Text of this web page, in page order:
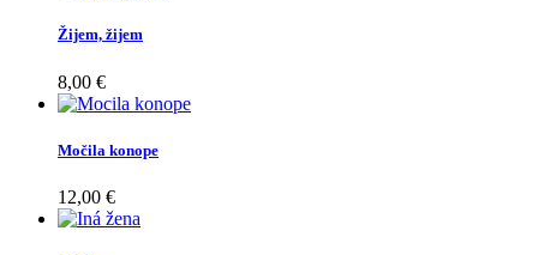
Žijem, žijem
8,00 €
Močila konope
12,00 €